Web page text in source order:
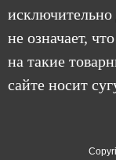
не означает,
на такие
сайте носит